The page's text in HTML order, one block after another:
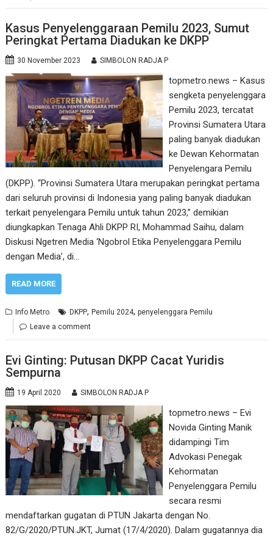
Kasus Penyelenggaraan Pemilu 2023, Sumut
Peringkat Pertama Diadukan ke DKPP
30 November 2023 SIMBOLON RADJA P
topmetro.news – Kasus
sengketa penyelenggara
Pemilu 2023, tercatat
Provinsi Sumatera Utara
paling banyak diadukan
ke Dewan Kehormatan
Penyelengara Pemilu
(DKPP). “Provinsi Sumatera Utara merupakan peringkat pertama
dari seluruh provinsi di Indonesia yang paling banyak diadukan
terkait penyelengara Pemilu untuk tahun 2023,” demikian
diungkapkan Tenaga Ahli DKPP RI, Mohammad Saihu, dalam
Diskusi Ngetren Media ‘Ngobrol Etika Penyelenggara Pemilu
dengan Media’, di…
READ MORE
Info Metro DKPP,Pemilu 2024,penyelenggara Pemilu
Leave a comment
Evi Ginting: Putusan DKPP Cacat Yuridis
Sempurna
19 April 2020 SIMBOLON RADJA P
topmetro.news – Evi
Novida Ginting Manik
didampingi Tim
Advokasi Penegak
Kehormatan
Penyelenggara Pemilu
secara resmi
mendaftarkan gugatan di PTUN Jakarta dengan No.
82/G/2020/PTUN.JKT, Jumat (17/4/2020). Dalam gugatannya dia